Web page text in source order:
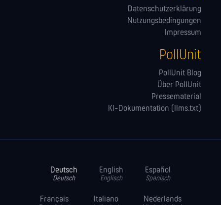
Datenschutzerklärung
Nutzungsbedingungen
Impressum
PollUnit
PollUnit Blog
Über PollUnit
Pressematerial
KI-Dokumentation (llms.txt)
Deutsch
Deutsch
English
Englisch
Español
Spanisch
Français Italiano Nederlands